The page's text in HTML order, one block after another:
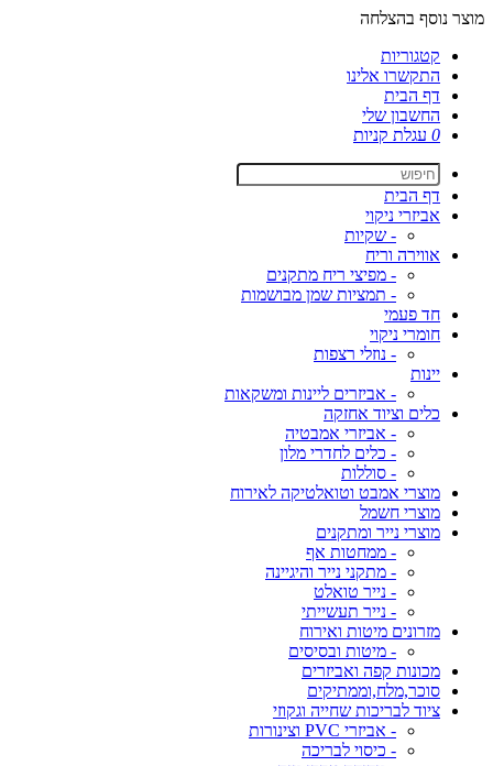
מוצר נוסף בהצלחה
קטגוריות
התקשרו אלינו
דף הבית
החשבון שלי
0 עגלת קניות
דף הבית
אביזרי ניקוי
- שקיות
אווירה וריח
- מפיצי ריח מתקנים
- תמציות שמן מבושמות
חד פעמי
חומרי ניקוי
- נוזלי רצפות
יינות
- אביזרים ליינות ומשקאות
כלים וציוד אחזקה
- אביזרי אמבטיה
- כלים לחדרי מלון
- סוללות
מוצרי אמבט וטואלטיקה לאירוח
מוצרי חשמל
מוצרי נייר ומתקנים
- ממחטות אף
- מתקני נייר והיגיינה
- נייר טואלט
- נייר תעשייתי
מזרונים מיטות ואירוח
- מיטות ובסיסים
מכונות קפה ואביזרים
סוכר,מלח,וממתיקים
ציוד לבריכות שחייה וגקוזי
- אביזרי PVC וצינורות
- כיסוי לבריכה